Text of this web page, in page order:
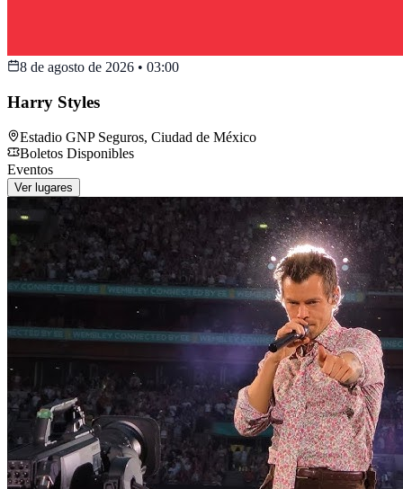
8 de agosto de 2026 • 03:00
Harry Styles
Estadio GNP Seguros, Ciudad de México
Boletos Disponibles
Eventos
Ver lugares